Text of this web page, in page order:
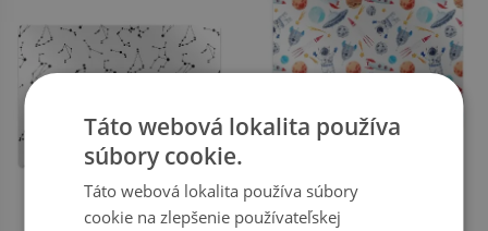
PODLOŽKA POD STOLIČKU
OCHRANNÁ PODLOŽKA POD
CENA:
Táto webová lokalita používa
súbory cookie.
Táto webová lokalita používa súbory
cookie na zlepšenie používateľskej